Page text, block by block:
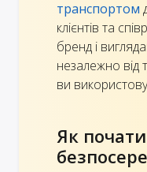
транспортом
клієнтів та
бренд і
незалежно від
ви
Як